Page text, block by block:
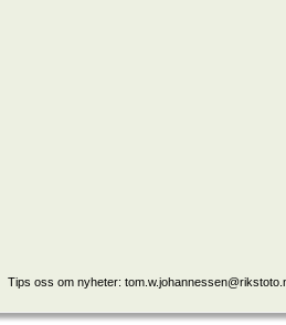
Tips oss om nyheter: